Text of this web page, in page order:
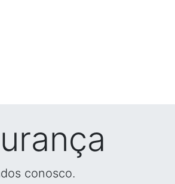
conosco.